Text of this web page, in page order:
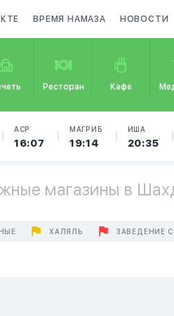
ВРЕМЯ НАМАЗА НОВОСТИ
Ресторан Кафе
АСР
16:07
МАГРИБ
19:14
ИША
20:35
магазины в
ХАЛЯЛЬ ЗАВЕДЕНИЕ